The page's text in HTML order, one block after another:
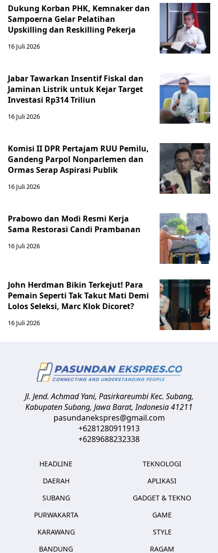
Dukung Korban PHK, Kemnaker dan
Sampoerna Gelar Pelatihan
Upskilling dan Reskilling Pekerja
16 Juli 2026
Jabar Tawarkan Insentif Fiskal dan
Jaminan Listrik untuk Kejar Target
Investasi Rp314 Triliun
16 Juli 2026
Komisi II DPR Pertajam RUU Pemilu,
Gandeng Parpol Nonparlemen dan
Ormas Serap Aspirasi Publik
16 Juli 2026
Prabowo dan Modi Resmi Kerja
Sama Restorasi Candi Prambanan
16 Juli 2026
John Herdman Bikin Terkejut! Para
Pemain Seperti Tak Takut Mati Demi
Lolos Seleksi, Marc Klok Dicoret?
16 Juli 2026
Jl. Jend. Achmad Yani, Pasirkareumbi Kec. Subang,
Kabupaten Subang, Jawa Barat,Indonesia41211
pasundanekspres@gmail.com
+6281280911913
+6289688232338
HEADLINE
DAERAH
SUBANG
PURWAKARTA
KARAWANG
BANDUNG
TEKNOLOGI
APLIKASI
GADGET & TEKNO
GAME
STYLE
RAGAM